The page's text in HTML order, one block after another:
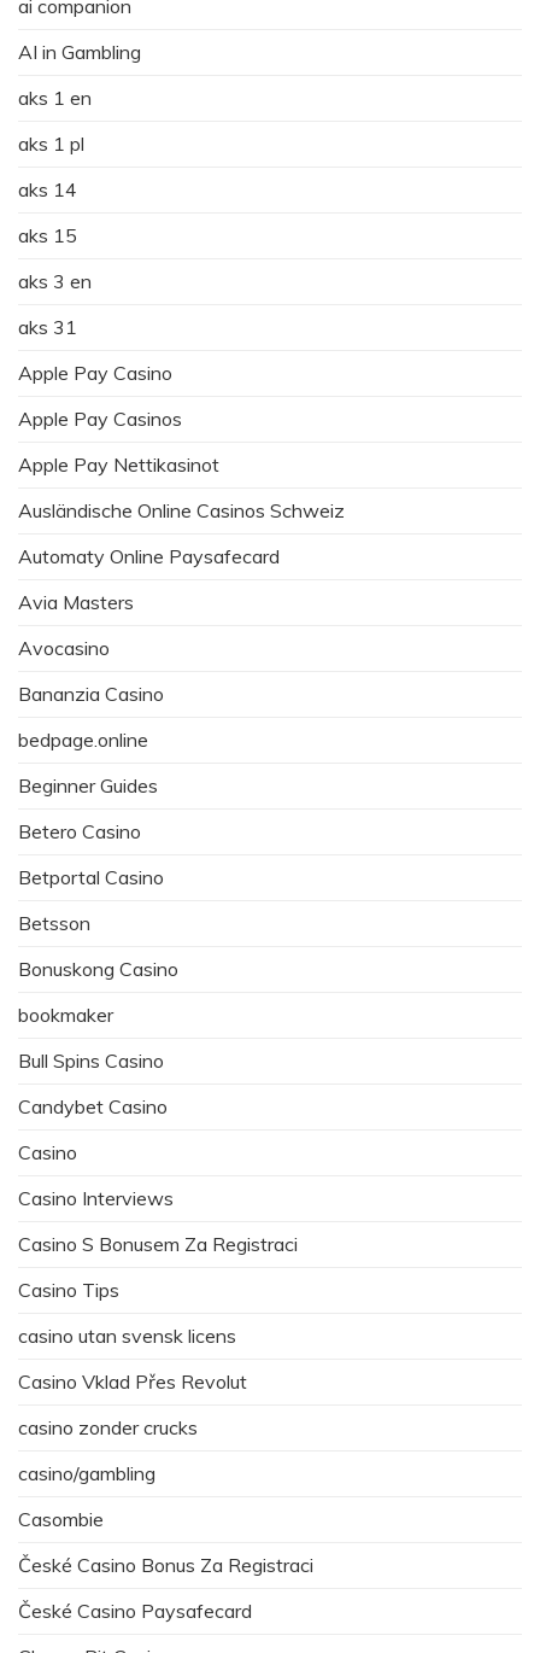
ai companion
AI in Gambling
aks 1 en
aks 1 pl
aks 14
aks 15
aks 3 en
aks 31
Apple Pay Casino
Apple Pay Casinos
Apple Pay Nettikasinot
Ausländische Online Casinos Schweiz
Automaty Online Paysafecard
Avia Masters
Avocasino
Bananzia Casino
bedpage.online
Beginner Guides
Betero Casino
Betportal Casino
Betsson
Bonuskong Casino
bookmaker
Bull Spins Casino
Candybet Casino
Casino
Casino Interviews
Casino S Bonusem Za Registraci
Casino Tips
casino utan svensk licens
Casino Vklad Přes Revolut
casino zonder crucks
casino/gambling
Casombie
České Casino Bonus Za Registraci
České Casino Paysafecard